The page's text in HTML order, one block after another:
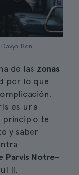
Ben
de las zonas
por lo que
es una
principio te
y saber
Parvis Notre-
II.